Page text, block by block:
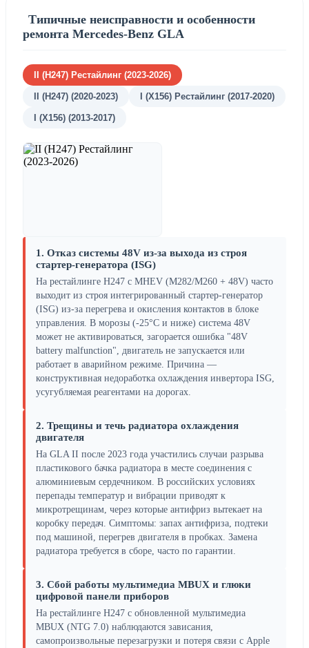
Типичные неисправности и особенности
ремонта Mercedes-Benz GLA
II (H247) Рестайлинг (2023-2026)
II (H247) (2020-2023) I (X156) Рестайлинг (2017-2020)
I (X156) (2013-2017)
1. Отказ системы 48V из-за выхода из строя
стартер-генератора (ISG)
На рестайлинге H247 с MHEV (M282/M260 + 48V) часто
выходит из строя интегрированный стартер-генератор
(ISG) из-за перегрева и окисления контактов в блоке
управления. В морозы (-25°C и ниже) система 48V
может не активироваться, загорается ошибка "48V
battery malfunction", двигатель не запускается или
работает в аварийном режиме. Причина —
конструктивная недоработка охлаждения инвертора ISG,
усугубляемая реагентами на дорогах.
2. Трещины и течь радиатора охлаждения
двигателя
На GLA II после 2023 года участились случаи разрыва
пластикового бачка радиатора в месте соединения с
алюминиевым сердечником. В российских условиях
перепады температур и вибрации приводят к
микротрещинам, через которые антифриз вытекает на
коробку передач. Симптомы: запах антифриза, подтеки
под машиной, перегрев двигателя в пробках. Замена
радиатора требуется в сборе, часто по гарантии.
3. Сбой работы мультимедиа MBUX и глюки
цифровой панели приборов
На рестайлинге H247 с обновленной мультимедиа
MBUX (NTG 7.0) наблюдаются зависания,
самопроизвольные перезагрузки и потеря связи с Apple